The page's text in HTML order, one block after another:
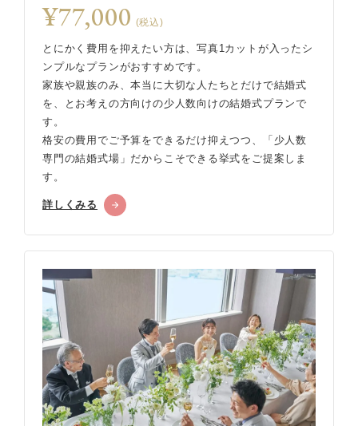
¥77,000 (税込)
とにかく費用を抑えたい方は、写真1カットが入ったシ
ンプルなプランがおすすめです。
家族や親族のみ、本当に大切な人たちとだけで結婚式
を、とお考えの方向けの少人数向けの結婚式プランで
す。
格安の費用でご予算をできるだけ抑えつつ、「少人数
専門の結婚式場」だからこそできる挙式をご提案しま
す。
詳しくみる